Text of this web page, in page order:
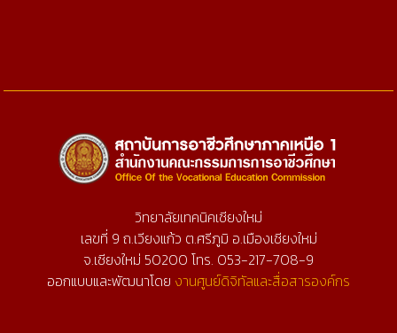
วิทยาลัยเทคนิคเชียงใหม่
เลขที่ 9 ถ.เวียงแก้ว ต.ศรีภูมิ อ.เมืองเชียงใหม่
จ.เชียงใหม่ 50200 โทร. 053-217-708-9
ออกแบบและพัฒนาโดย งานศูนย์ดิจิทัลและสื่อสารองค์กร